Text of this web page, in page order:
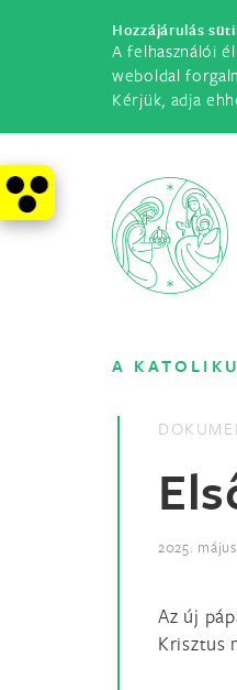
Hozzájárulás
A felhasználói
weboldal
Kérjük, adja
A
2025.
Az új
Krisztus